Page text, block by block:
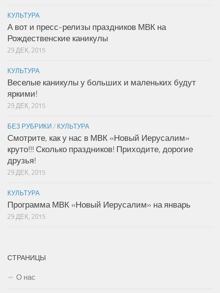
КУЛЬТУРА
А вот и пресс-релизы праздников МВК на
Рождественские каникулы
29 ДЕК, 2015
КУЛЬТУРА
Веселые каникулы у больших и маленьких будут
яркими!
29 ДЕК, 2015
БЕЗ РУБРИКИ/ КУЛЬТУРА
Смотрите, как у нас в МВК «Новый Иерусалим»
круто!!! Сколько праздников! Приходите, дорогие
друзья!
29 ДЕК, 2015
КУЛЬТУРА
Программа МВК «Новый Иерусалим» на январь
29 ДЕК, 2015
СТРАНИЦЫ
О нас